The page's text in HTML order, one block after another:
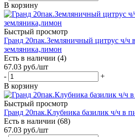
В корзину
Быстрый просмотр
Гранд 20пак.Земляничный цитрус ч/ч
земляника,лимон
Есть в наличии (4)
67.03 руб./шт
-
+
В корзину
Быстрый просмотр
Гранд 20пак.Клубника базилик ч/ч в
Есть в наличии (68)
67.03 руб./шт